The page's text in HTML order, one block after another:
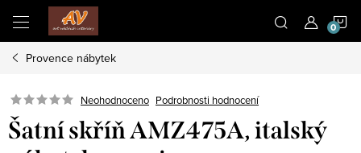
obsah
Provence nábytek
Neohodnoceno Podrobnosti hodnocení
Šatní skříň AMZ475A, italský